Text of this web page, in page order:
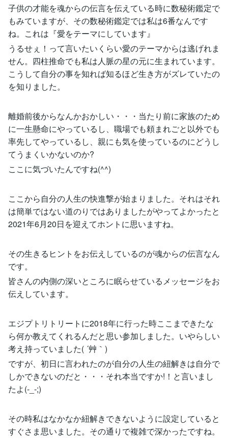
子供の才能を魂からの伝言を伝えている時に数秘術鑑定で
もみていますが、その数秘術鑑定では私は6番なんです
ね。これは『愛をテーマにしています』
うるせぇ！って言いたいくらい愛のテーマからは逃げれま
せん。四柱推命でも私は人脈の星の元に生まれています。
こうして自分の事を知れば知るほど生き方がズレていたの
を知りました。
離婚前後からなんかおかしい・・・当たり前に家族のため
に一生懸命にやっているし、職場でも頼まれごと以外でも
率先してやっているし、親にも気を使っているのにどうし
てうまくいかないのか?
ここに気づいたんですね(^^)
ここから自分の人生の快進撃が始まりました。それはそれ
は簡単ではない道のりではありましたがやってよかったと
2021年6月20日を迎えてホントに思いますね。
その生きるヒントをお伝えしているのが魂からの伝言なん
です。
皆さんの内側の深いところに眠らせているメッセージをお
伝えしています。
エジプトリトリートに2018年に行った時ここまできたな
ら何か教えてくれるんだと思い参加しました。いやらしい
考え持っていました( ´艸｀)
ですが、初日に言われたのが自分の人生の紐解きは自分で
しかできないのだと・・・それ本当ですか!！と言いまし
たよ(-_-;)
その時私はなかなか紐解きできないように設定していると
すぐさま思いました。その通りで複雑で深かったですね。